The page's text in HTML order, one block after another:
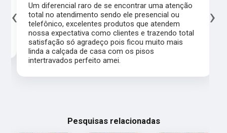
Um diferencial raro de se encontrar uma atenção
total no atendimento sendo ele presencial ou
telefônico, excelentes produtos que atendem
nossa expectativa como clientes e trazendo total
satisfação só agradeço pois ficou muito mais
linda a calçada de casa com os pisos
intertravados perfeito amei.
‹ ›
Pesquisas relacionadas